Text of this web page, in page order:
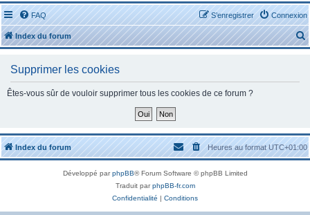
FAQ Connexion
S’enregistrer
Index du forum
e
c
h
Supprimer les cookies
Êtes-vous sûr de vouloir supprimer tous les cookies de ce forum ?
Index du forum Heures au formatUTC+01:00
Développé parphpBB® Forum Software © phpBB Limited
Traduit parphpBB-fr.com
Confidentialité | Conditions